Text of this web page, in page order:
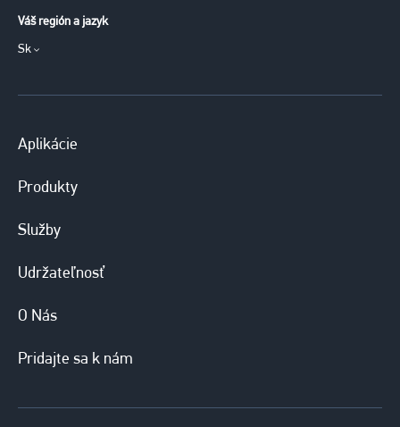
Váš región a jazyk
Sk
Aplikácie
Produkty
Služby
Udržateľnosť
O Nás
Pridajte sa k nám